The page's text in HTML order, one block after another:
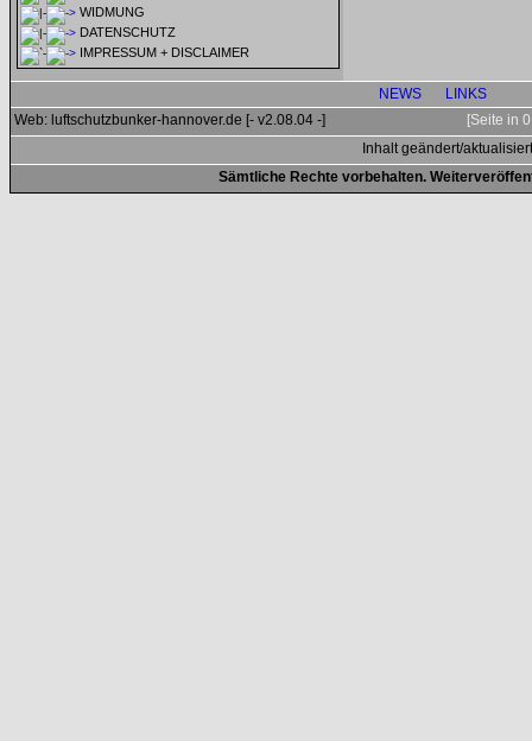
WIDMUNG
DATENSCHUTZ
IMPRESSUM + DISCLAIMER
NEWS
LINKS
Web: luftschutzbunker-hannover.de [- v2.08.04 -]
[Seite in
Inhalt geändert/
Sämtliche Rechte vorbehalten.